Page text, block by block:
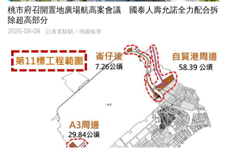
桃市府召開置地廣場航高案會議 國泰人壽允諾全力配合拆
除超高部分
記者黃駿騏／桃園報導
2026-08-09